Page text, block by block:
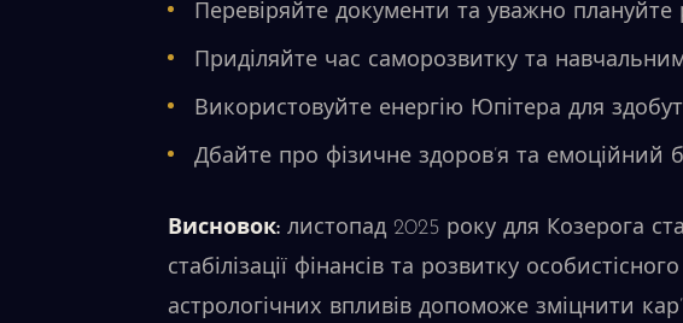
Перевіряйте документи та уважно плануйте
Приділяйте час саморозвитку та
Використовуйте енергію Юпітера для
Дбайте про фізичне здоров’я та емоційний
Висновок: листопад 2025 року для Козерога
стабілізації фінансів та розвитку
астрологічних впливів допоможе зміцнити